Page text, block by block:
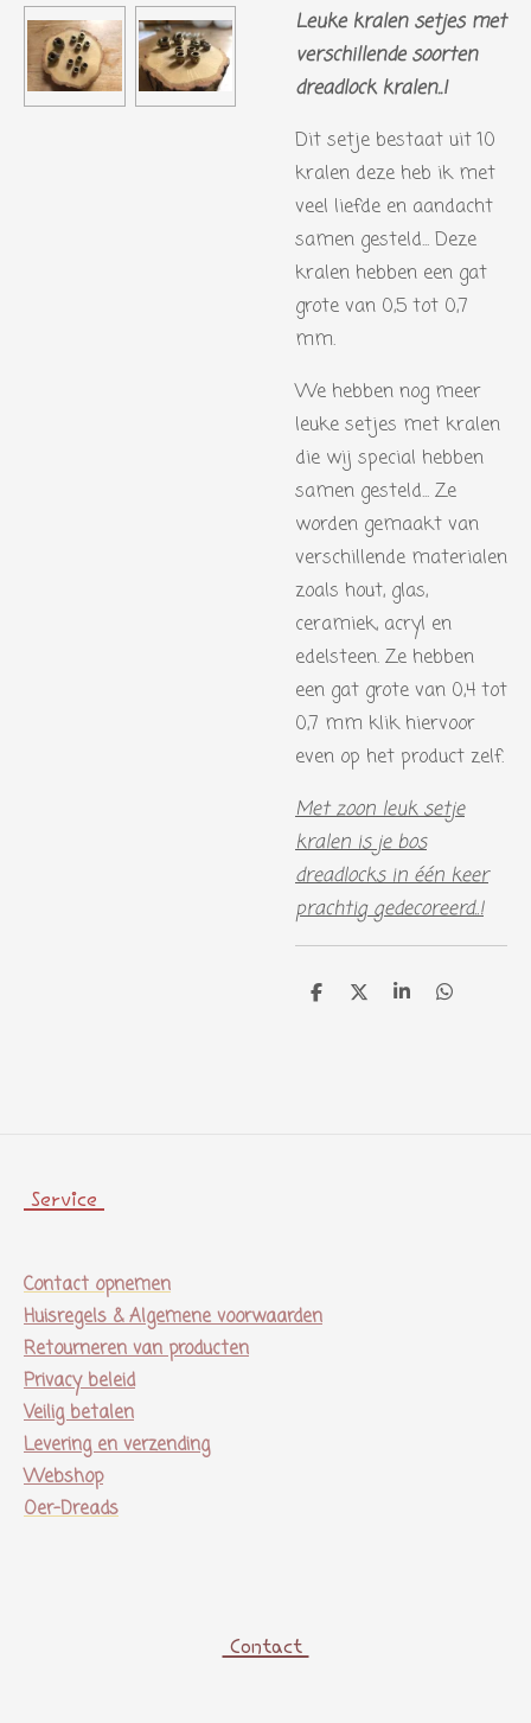
Leuke kralen setjes met
verschillende soorten
dreadlock kralen..!
Dit setje bestaat uit 10
kralen deze heb ik met
veel liefde en aandacht
samen gesteld... Deze
kralen hebben een gat
grote van 0,5 tot 0,7
mm.
We hebben nog meer
leuke setjes met kralen
die wij special hebben
samen gesteld... Ze
worden gemaakt van
verschillende materialen
zoals hout, glas,
ceramiek, acryl en
edelsteen. Ze hebben
een gat grote van 0,4 tot
0,7 mm klik hiervoor
even op het product zelf.
Met zoon leuk setje
kralen is je bos
dreadlocks in één keer
prachtig gedecoreerd..!
D D S D
Service
Contact opnemen
Huisregels & Algemene voorwaarden
Retourneren van producten
Privacy beleid
Veilig betalen
Levering en verzending
Webshop
Oer-Dreads
Contact